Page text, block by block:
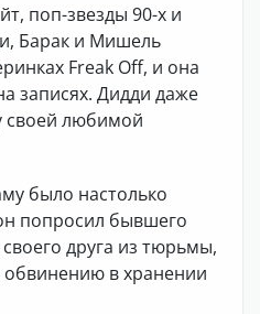
поп-звезды 90-х и
Барак и Мишель
Freak Off, и она
записях. Дидди даже
любимой
было настолько
попросил бывшего
друга из тюрьмы,
обвинению в хранении